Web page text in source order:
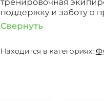
поддержку и заботу о
Свернуть
Находится в категориях: